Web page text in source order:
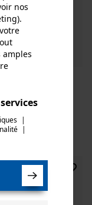
rechange 80 cm
648 H
nos
amples
|
|